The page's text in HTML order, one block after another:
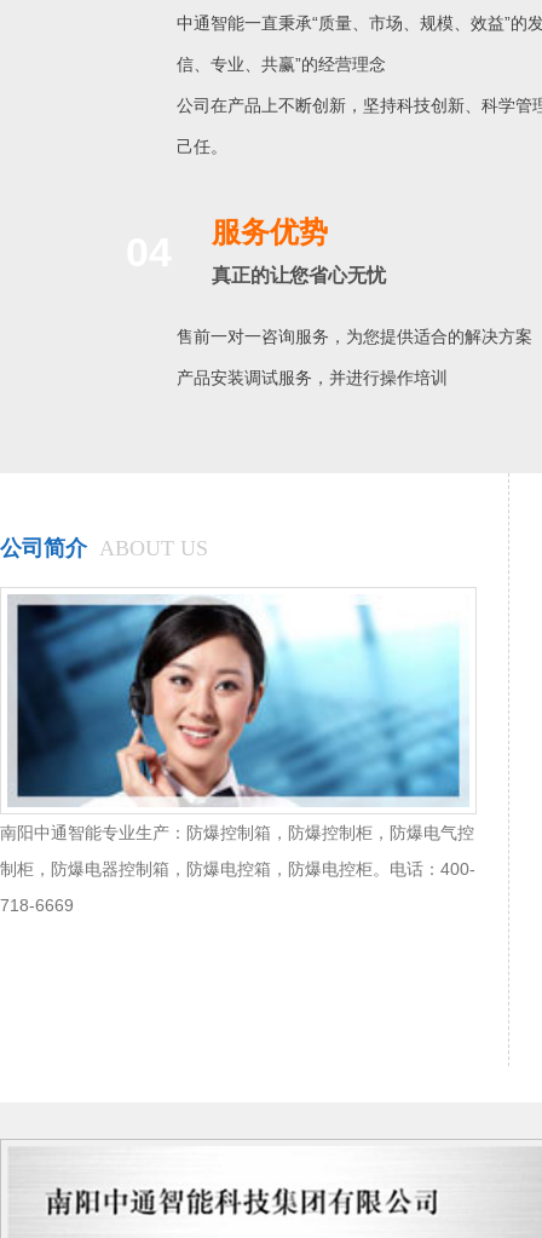
中通智能一直秉承“质量、市场、规模、效益”的
信、专业、共赢”的经营理念
公司在产品上不断创新，坚持科技创新、科学管
己任。
服务优势
真正的让您省心无忧
售前一对一咨询服务，为您提供适合的解决方案
产品安装调试服务，并进行操作培训
公司简介 ABOUT US
南阳中通智能专业生产：防爆控制箱，防爆控制柜，防爆电气控
制柜，防爆电器控制箱，防爆电控箱，防爆电控柜。电话：400-
718-6669